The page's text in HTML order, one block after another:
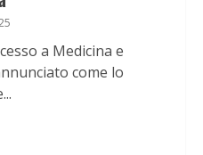
a Medicina e
come lo